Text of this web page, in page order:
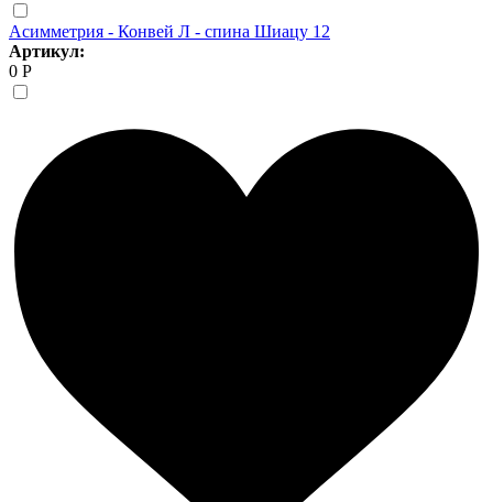
Асимметрия - Конвей Л - спина Шиацу 12
Артикул:
0 Р